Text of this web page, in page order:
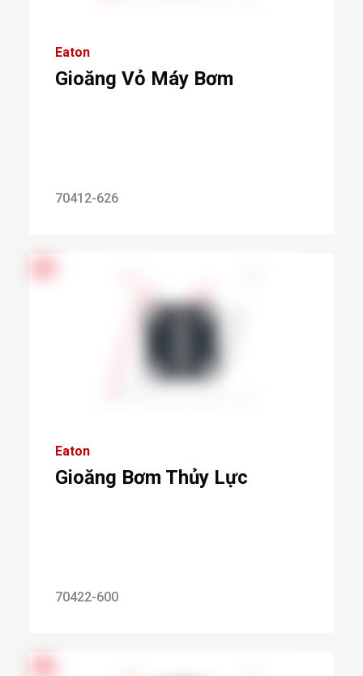
Eaton
Gioăng Vỏ Máy Bơm
70412-626
Eaton
Gioăng Bơm Thủy Lực
70422-600